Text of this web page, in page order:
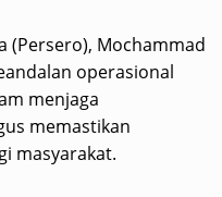
(Persero), Mochammad
operasional
menjaga
memastikan
masyarakat.